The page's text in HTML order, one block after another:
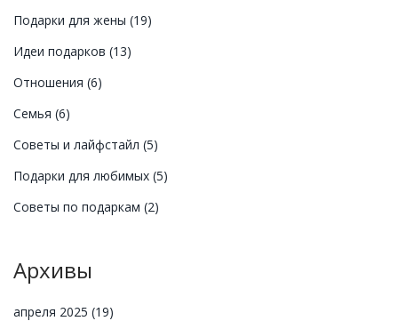
Подарки для жены (19)
Идеи подарков (13)
Отношения (6)
Семья (6)
Советы и лайфстайл (5)
Подарки для любимых (5)
Советы по подаркам (2)
Архивы
апреля 2025 (19)